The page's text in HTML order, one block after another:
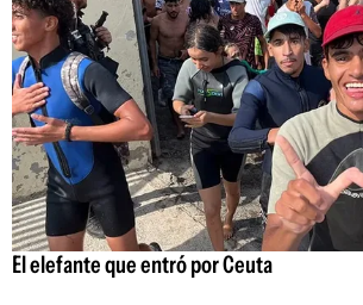
El elefante que entró por Ceuta